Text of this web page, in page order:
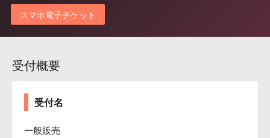
スマホ電子チケット
受付概要
受付名
一般販売